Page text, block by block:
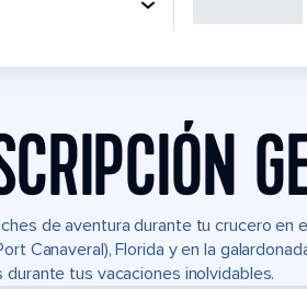
de aventura durante tu crucero
Canaveral), Florida y en la
durante tus vacaciones inolvidables.